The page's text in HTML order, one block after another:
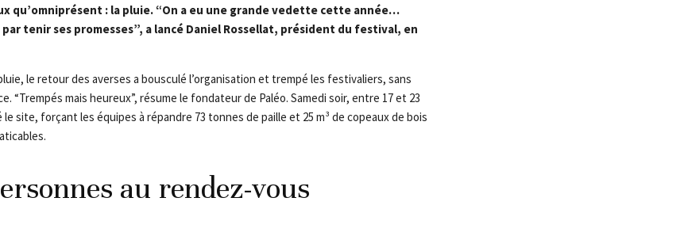
qu’omniprésent : la pluie. “On a eu une grande vedette cette année…
tenir ses promesses”, a lancé Daniel Rossellat, président du festival, en
le retour des averses a bousculé l’organisation et trempé les festivaliers, sans
“Trempés mais heureux”, résume le fondateur de Paléo. Samedi soir, entre 17 et 23
site, forçant les équipes à répandre 73 tonnes de paille et 25 m³ de copeaux de bois
au rendez-vous